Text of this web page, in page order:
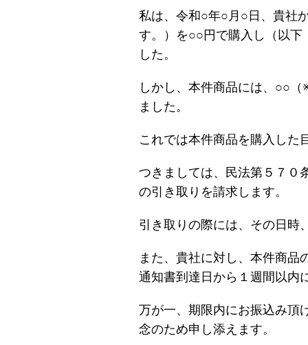
私は、令和○年○月○日、貴社
す。）を○○円で購入し（以下
した。
しかし、本件商品には、○○
ました。
これでは本件商品を購入した
つきましては、民法第５７０
の引き取りを請求します。
引き取りの際には、その日時
また、貴社に対し、本件商品
通知書到達日から１週間以内
万が一、期限内にお振込み頂
念のため申し添えます。